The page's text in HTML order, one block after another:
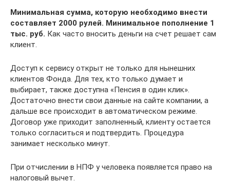
Минимальная сумма, которую необходимо внести
составляет 2000 рулей. Минимальное пополнение 1
тыс. руб. Как часто вносить деньги на счет решает сам
клиент.
Доступ к сервису открыт не только для нынешних
клиентов Фонда. Для тех, кто только думает и
выбирает, также доступна «Пенсия в один клик».
Достаточно внести свои данные на сайте компании, а
дальше все происходит в автоматическом режиме.
Договор уже приходит заполненный, клиенту остается
только согласиться и подтвердить. Процедура
занимает несколько минут.
При отчислении в НПФ у человека появляется право на
налоговый вычет.